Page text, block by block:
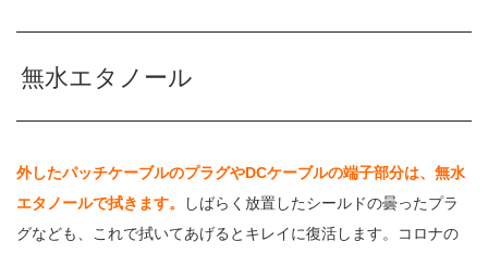
無水エタノール
外したパッチケーブルのプラグやDCケーブルの端子部分は、無水
エタノールで拭きます。
しばらく放置したシールドの曇ったプラ
グなども、これで拭いてあげるとキレイに復活します。コロナの